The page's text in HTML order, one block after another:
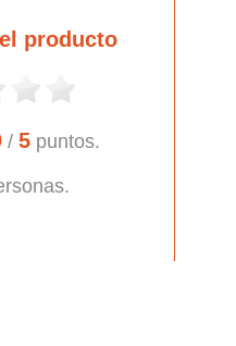
producto
/ 5puntos.